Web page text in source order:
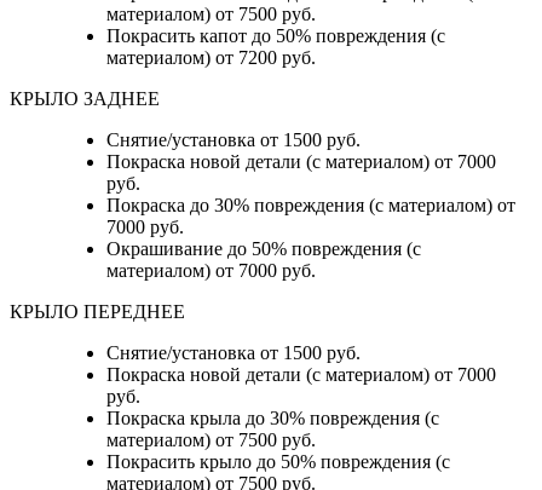
материалом) от 7500 руб.
Покрасить капот до 50% повреждения (с
материалом) от 7200 руб.
КРЫЛО ЗАДНЕЕ
Снятие/установка от 1500 руб.
Покраска новой детали (с материалом) от 7000
руб.
Покраска до 30% повреждения (с материалом) от
7000 руб.
Окрашивание до 50% повреждения (с
материалом) от 7000 руб.
КРЫЛО ПЕРЕДНЕЕ
Снятие/установка от 1500 руб.
Покраска новой детали (с материалом) от 7000
руб.
Покраска крыла до 30% повреждения (с
материалом) от 7500 руб.
Покрасить крыло до 50% повреждения (с
материалом) от 7500 руб.